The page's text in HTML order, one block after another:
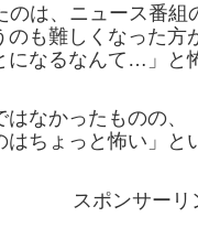
は、ニュース番組
も難しくなった方
になるなんて…」と
なかったものの、
ちょっと怖い」と
スポンサーリ